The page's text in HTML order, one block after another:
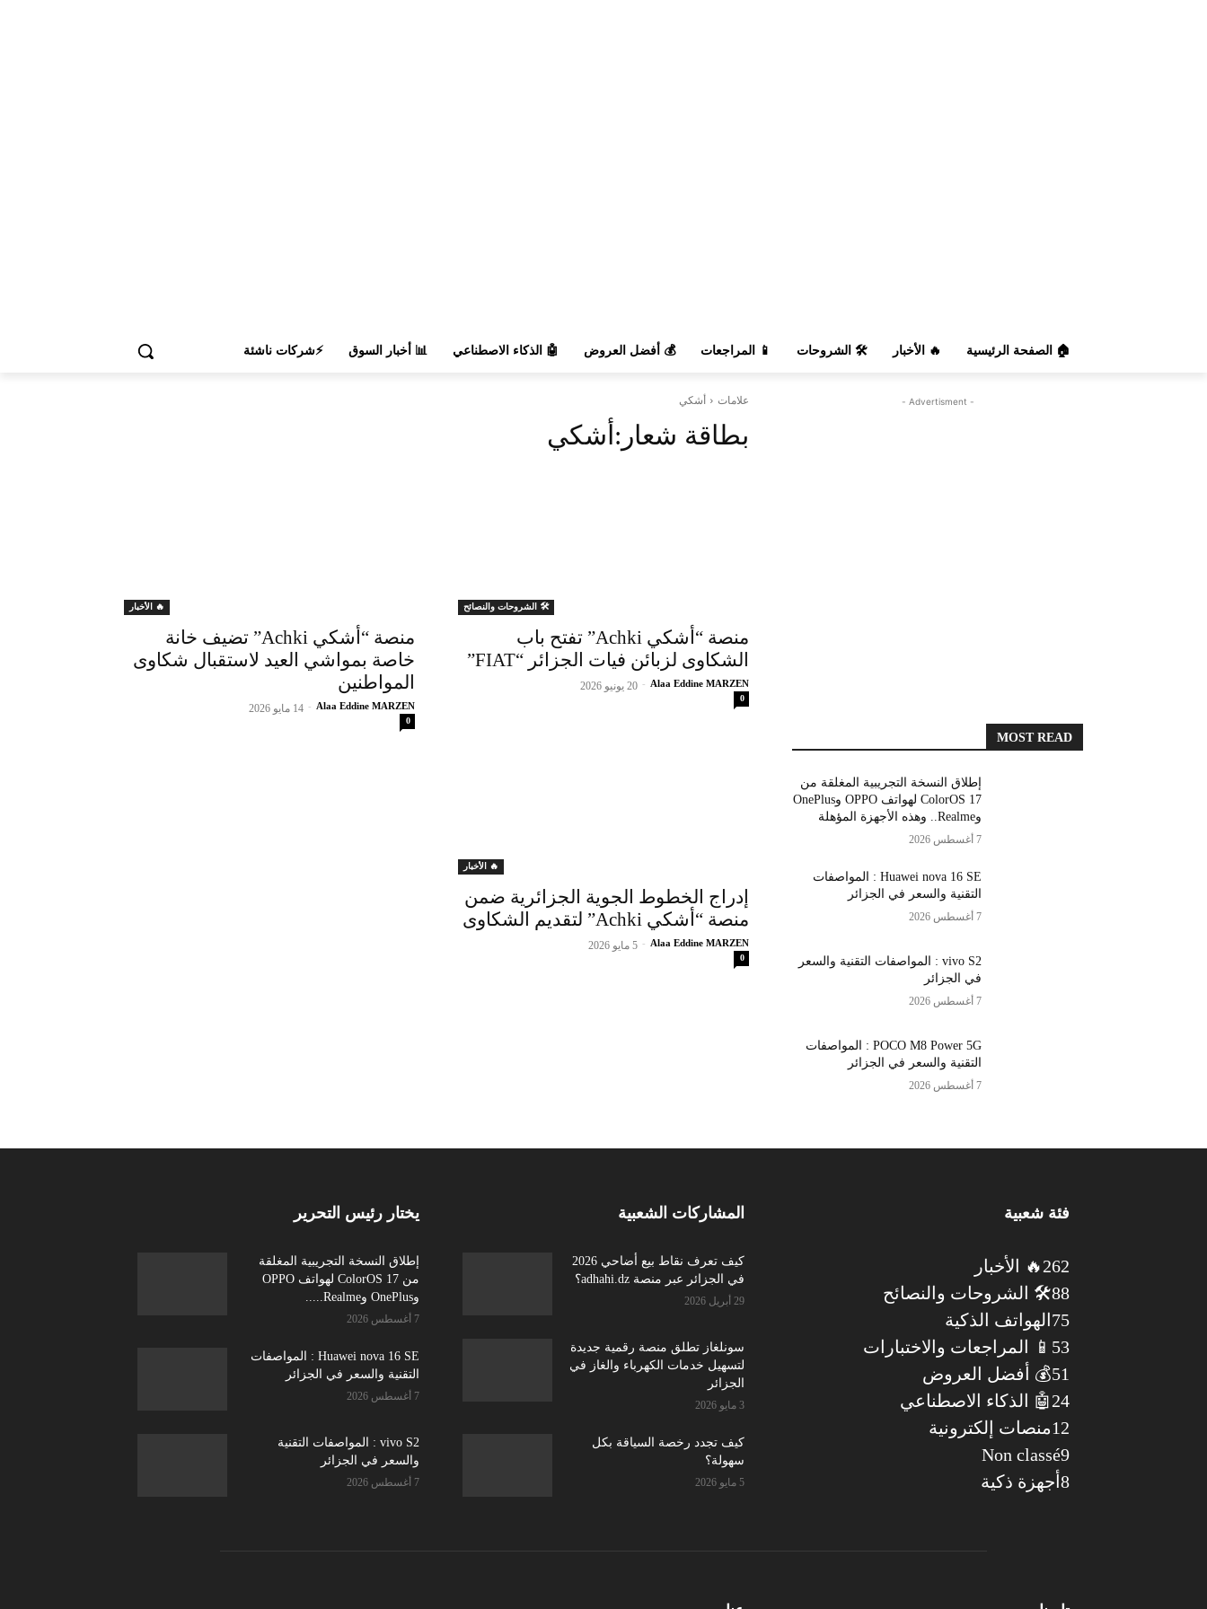
🏠 الصفحة الرئيسية 🔥 الأخبار 🛠️ الشروحات 📱 المراجعات 💰 أفضل العروض 🤖 الذكاء الاصطناعي 📊 أخبار السوق ⚡شركات ناشئة
علامات أشكي
بطاقة شعار: أشكي
🛠️ الشروحات والنصائح
منصة “أشكي Achki” تفتح باب
الشكاوى لزبائن فيات الجزائر “FIAT”
Alaa Eddine MARZEN
- 20 يونيو 2026
0
🔥 الأخبار
منصة “أشكي Achki” تضيف خانة
خاصة بمواشي العيد لاستقبال شكاوى
المواطنين
Alaa Eddine MARZEN
- 14 مايو 2026
0
🔥 الأخبار
إدراج الخطوط الجوية الجزائرية ضمن
منصة “أشكي Achki” لتقديم الشكاوى
Alaa Eddine MARZEN
- 5 مايو 2026
0
- Advertisment -
MOST READ
إطلاق النسخة التجريبية المغلقة من
ColorOS 17 لهواتف OPPO وOnePlus
وRealme.. وهذه الأجهزة المؤهلة
7 أغسطس 2026
Huawei nova 16 SE : المواصفات
التقنية والسعر في الجزائر
7 أغسطس 2026
vivo S2 : المواصفات التقنية والسعر
في الجزائر
7 أغسطس 2026
POCO M8 Power 5G : المواصفات
التقنية والسعر في الجزائر
7 أغسطس 2026
يختار رئيس التحرير
إطلاق النسخة التجريبية المغلقة
من ColorOS 17 لهواتف OPPO
وOnePlus وRealme.....
7 أغسطس 2026
Huawei nova 16 SE : المواصفات
التقنية والسعر في الجزائر
7 أغسطس 2026
vivo S2 : المواصفات التقنية
والسعر في الجزائر
7 أغسطس 2026
المشاركات الشعبية
كيف تعرف نقاط بيع أضاحي 2026
في الجزائر عبر منصة adhahi.dz؟
29 أبريل 2026
سونلغاز تطلق منصة رقمية جديدة
لتسهيل خدمات الكهرباء والغاز في
الجزائر
3 مايو 2026
كيف تجدد رخصة السياقة بكل
سهولة؟
5 مايو 2026
فئة شعبية
🔥 الأخبار262
🛠️ الشروحات والنصائح88
الهواتف الذكية 75
📱 المراجعات والاختبارات 53
💰 أفضل العروض51
🤖 الذكاء الاصطناعي24
منصات إلكترونية12
Non classé9
أجهزة ذكية 8